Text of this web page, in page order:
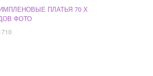
ПЛАТЬЯ 70 Х
ФОТО